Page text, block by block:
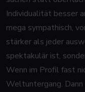
Individualität besser
mega sympathisch,
stärker als jeder
spektakulär ist,
Wenn im Profil fast
Weltuntergang. Dann